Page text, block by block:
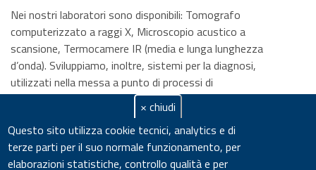
Nei nostri laboratori sono disponibili: Tomografo
computerizzato a raggi X, Microscopio acustico a
scansione, Termocamere IR (media e lunga lunghezza
d’onda). Sviluppiamo, inoltre, sistemi per la diagnosi,
utilizzati nella messa a punto di processi di
produzione, nei controlli di qualità e per ispezioni in
servizio di componenti di impianto.
QUItutte le informazioni sull’evento e le modalità di
registrazione.
× chiudi
Questo sito utilizza cookie tecnici, analytics e di
terze parti per il suo normale funzionamento, per
elaborazioni statistiche, controllo qualità e per